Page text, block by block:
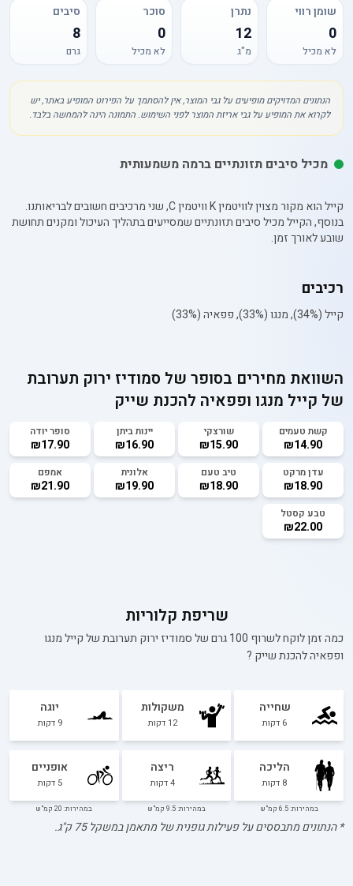
שומן רווי
0
לא מכיל
נתרן
12
מ"ג
סוכר
0
לא מכיל
סיבים
8
גרם
הנתונים המדויקים מופיעים על גבי המוצר, אין להסתמך על הפירוט המופיע באתר, יש
לקרוא את המופיע על גבי אריזת המוצר לפני השימוש. התמונה הינה להמחשה בלבד.
מכיל סיבים תזונתיים ברמה משמעותית
קייל הוא מקור מצוין לוויטמין K וויטמין C, שני מרכיבים חשובים לבריאותנו.
בנוסף, הקייל מכיל סיבים תזונתיים שמסייעים בתהליך העיכול ומקנים תחושת
שובע לאורך זמן.
רכיבים
קייל (34%), מנגו (33%), פפאיה (33%)
השוואת מחירים בסופר של סמודיז ירוק תערובת
של קייל מנגו ופפאיה להכנת שייק
קשת טעמים
₪14.90
שורצקי
₪15.90
יינות ביתן
₪16.90
סופר יודה
₪17.90
עדן מרקט
₪18.90
טיב טעם
₪18.90
אלונית
₪19.90
אמפם
₪21.90
טבע קסטל
₪22.00
שריפת קלוריות
כמה זמן לוקח לשרוף 100 גרם של
סמודיז ירוק תערובת של קייל מנגו
ופפאיה להכנת שייק ?
שחייה
6 דקות
משקולות
12 דקות
יוגה
9 דקות
הליכה
8 דקות
במהירות: 6.5 קמ"ש
ריצה
4דקות
במהירות: 9.5 קמ"ש
אופניים
5 דקות
במהירות: 20 קמ"ש
* הנתונים מתבססים על פעילות גופנית של מתאמן במשקל75ק"ג.